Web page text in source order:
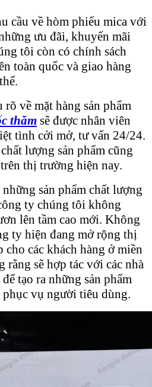
cầu về hòm phiếu mica với
ưu đãi, khuyến mãi
tôi còn có chính sách
toàn quốc và giao hàng
về mặt hàng sản phẩm
thăm sẽ được nhân viên
tình cởi mở, tư vấn 24/24.
lượng sản phẩm cũng
thị trường hiện nay.
sản phẩm chất lượng
ty chúng tôi không
lên tầm cao mới. Không
ty hiện đang mở rộng thị
cho các khách hàng ở miền
rằng sẽ hợp tác với các nhà
tạo ra những sản phẩm
vụ người tiêu dùng.